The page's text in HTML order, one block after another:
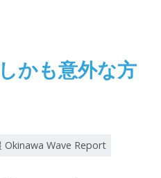
かも意外な方
Okinawa Wave Report